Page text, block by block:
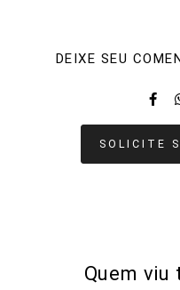
DEIXE SEU
SOLICITE
Quem viu